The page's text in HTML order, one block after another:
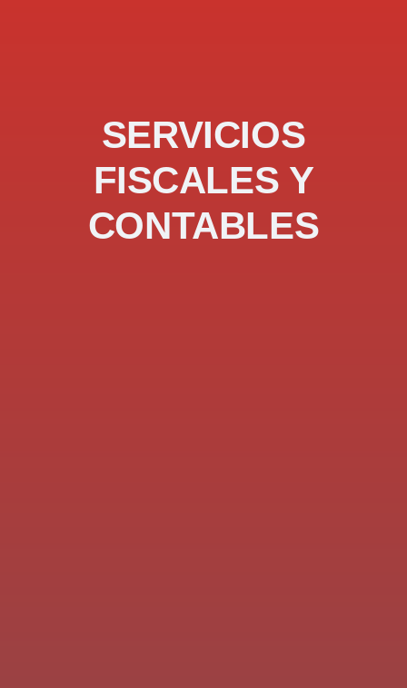
SERVICIOS
FISCALES Y
CONTABLES